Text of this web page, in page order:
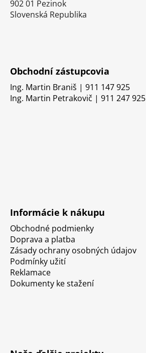
902 01 Pezinok
Slovenská Republika
Obchodní zástupcovia
Ing. Martin Braniš | 911 147 925
Ing. Martin Petrakovič | 911 247 925
Informácie k nákupu
Obchodné podmienky
Doprava a platba
Zásady ochrany osobných údajov
Podmínky užití
Reklamace
Dokumenty ke stažení